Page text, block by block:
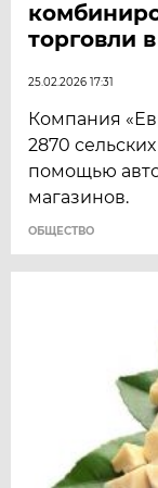
торговли
25.02.2026 17:31
Компания
2870
помощью
магазинов.
ОБЩЕСТВО